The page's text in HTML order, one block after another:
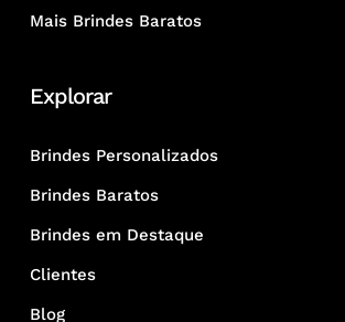
Utilizamos gravação a laser para
elegante), silk e tampografia
plásticos e resina para modelos
3. Por que investir em
Mais Brindes Baratos
Explorar
Brindes Personalizados
Brindes Baratos
Brindes em Destaque
Clientes
Blog